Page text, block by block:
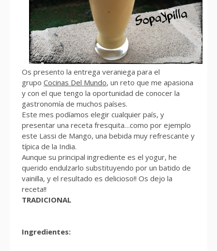
Os presento la entrega veraniega para el
grupo Cocinas Del Mundo, un reto que me apasiona
y con el que tengo la oportunidad de conocer la
gastronomía de muchos países.
Este mes podíamos elegir cualquier país, y
presentar una receta fresquita…como por ejemplo
este Lassi de Mango, una bebida muy refrescante y
típica de la India.
Aunque su principal ingrediente es el yogur, he
querido endulzarlo substituyendo por un batido de
vainilla, y el resultado es delicioso!! Os dejo la
receta!!
TRADICIONAL
Ingredientes: